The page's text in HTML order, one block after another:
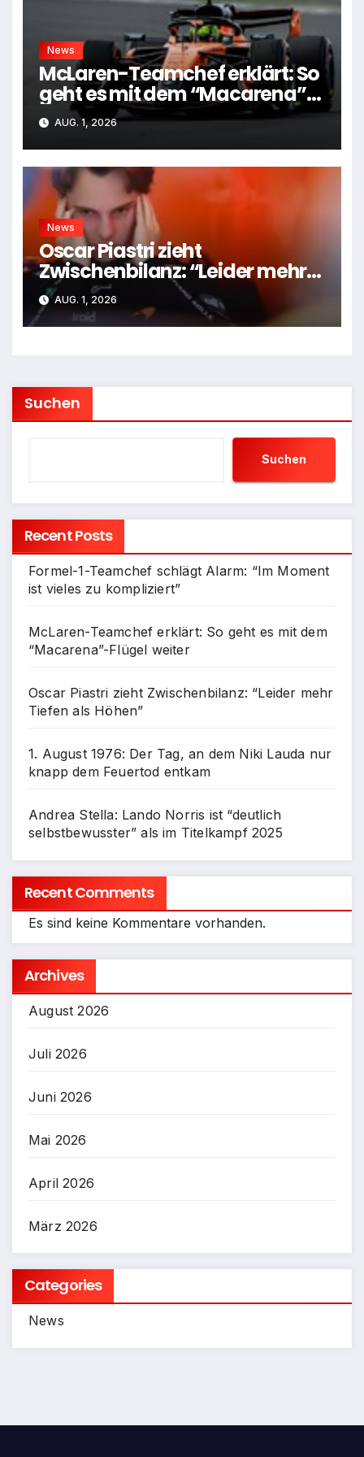
News
McLaren-Teamchef erklärt: So
geht es mit dem “Macarena”-
Flügel weiter
AUG. 1, 2026
News
Oscar Piastri zieht
Zwischenbilanz: “Leider mehr
Tiefen als Höhen”
AUG. 1, 2026
Suchen
Suchen
Recent Posts
Formel-1-Teamchef schlägt Alarm: “Im Moment
ist vieles zu kompliziert”
McLaren-Teamchef erklärt: So geht es mit dem
“Macarena”-Flügel weiter
Oscar Piastri zieht Zwischenbilanz: “Leider mehr
Tiefen als Höhen”
1. August 1976: Der Tag, an dem Niki Lauda nur
knapp dem Feuertod entkam
Andrea Stella: Lando Norris ist “deutlich
selbstbewusster” als im Titelkampf 2025
Recent Comments
Es sind keine Kommentare vorhanden.
Archives
August 2026
Juli 2026
Juni 2026
Mai 2026
April 2026
März 2026
Categories
News